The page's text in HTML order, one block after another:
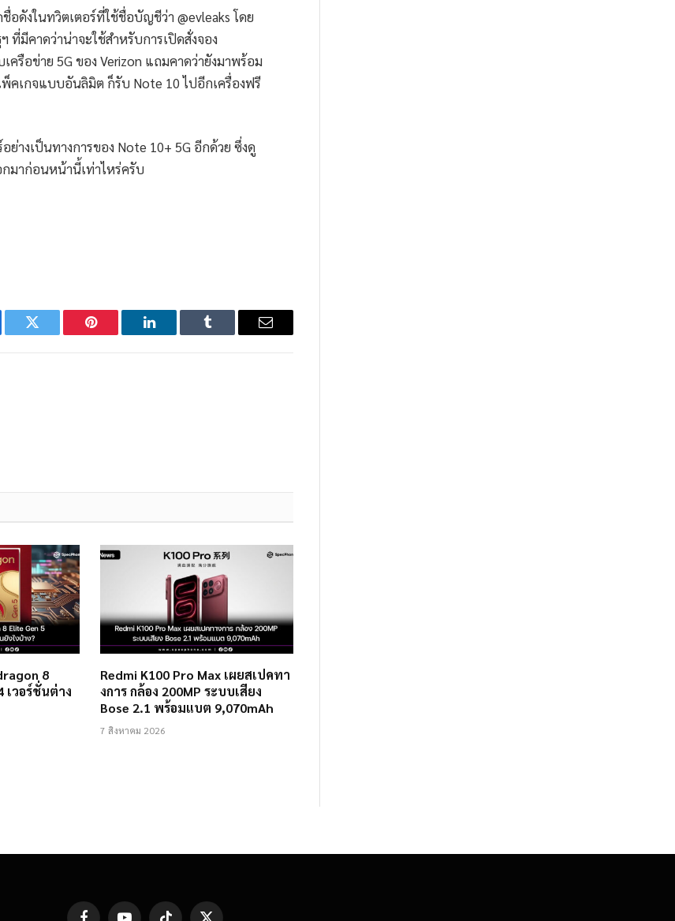
อดังในทวิตเตอร์ที่ใช้ชื่อบัญชีว่า @evleaks โดย
ที่มีคาดว่าน่าจะใช้สำหรับการเปิดสั่งจอง
ครือข่าย 5G ของ Verizon แถมคาดว่ายังมาพร้อม
คเกจแบบอันลิมิต ก็รับ Note 10 ไปอีกเครื่องฟรี
างเป็นทางการของ Note 10+ 5G อีกด้วย ซึ่งดู
มาก่อนหน้านี้เท่าไหร่ครับ
Twitter Pinterest LinkedIn Tumblr Email
8
เวอร์ชั่นต่าง
Redmi K100 Pro Max เผยสเปคทา
งการ กล้อง 200MP ระบบเสียง
Bose 2.1 พร้อมแบต 9,070mAh
7 สิงหาคม 2026